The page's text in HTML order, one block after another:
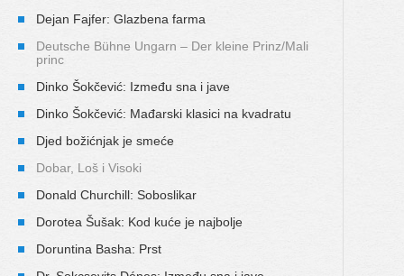
Dejan Fajfer: Glazbena farma
Deutsche Bühne Ungarn – Der kleine Prinz/Mali
princ
Dinko Šokčević: Između sna i jave
Dinko Šokčević: Mađarski klasici na kvadratu
Djed božićnjak je smeće
Dobar, Loš i Visoki
Donald Churchill: Soboslikar
Dorotea Šušak: Kod kuće je najbolje
Doruntina Basha: Prst